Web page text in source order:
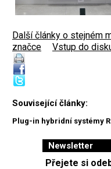
Další články o stejném
značce
Vstup do
Související články:
Plug-in hybridní systémy
Newsletter
Přejete si